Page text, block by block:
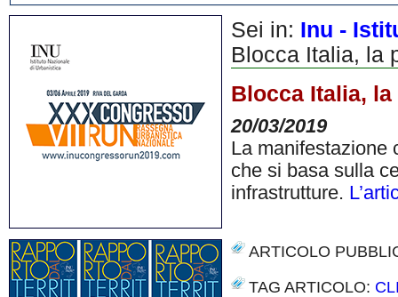
Sei in: Inu -
Blocca Italia, la
Blocca Italia,
20/03/2019
La manifestazione
che si basa sulla
infrastrutture.
ARTICOLO
TAG ARTICOLO: